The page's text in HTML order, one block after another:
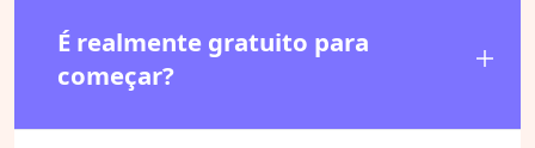
É realmente gratuito para
começar?